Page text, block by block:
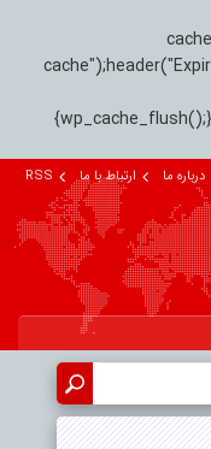
درباره ما ارتباط با ما RSS